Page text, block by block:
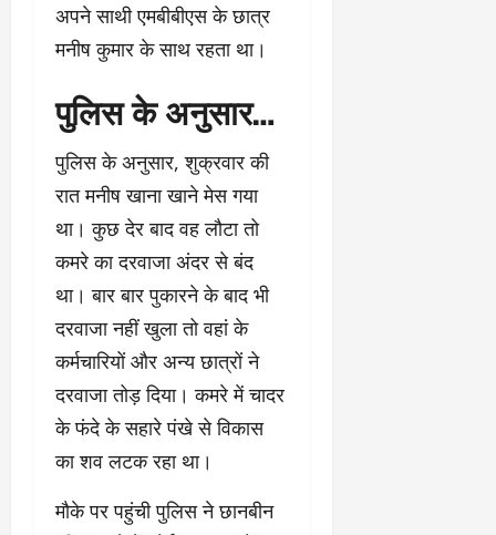
अपने साथी एमबीबीएस के छात्र
मनीष कुमार के साथ रहता था।
पुलिस के अनुसार…
पुलिस के अनुसार, शुक्रवार की
रात मनीष खाना खाने मेस गया
था। कुछ देर बाद वह लौटा तो
कमरे का दरवाजा अंदर से बंद
था। बार बार पुकारने के बाद भी
दरवाजा नहीं खुला तो वहां के
कर्मचारियों और अन्य छात्रों ने
दरवाजा तोड़ दिया। कमरे में चादर
के फंदे के सहारे पंखे से विकास
का शव लटक रहा था।
मौके पर पहुंची पुलिस ने छानबीन